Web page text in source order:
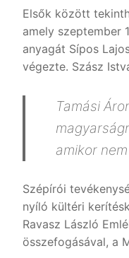
Elsők között
amely szeptember
anyagát Sípos
végezte. Szász
Tamási
amikor
Szépírói
nyíló kültéri
Ravasz László
összefogásával, a